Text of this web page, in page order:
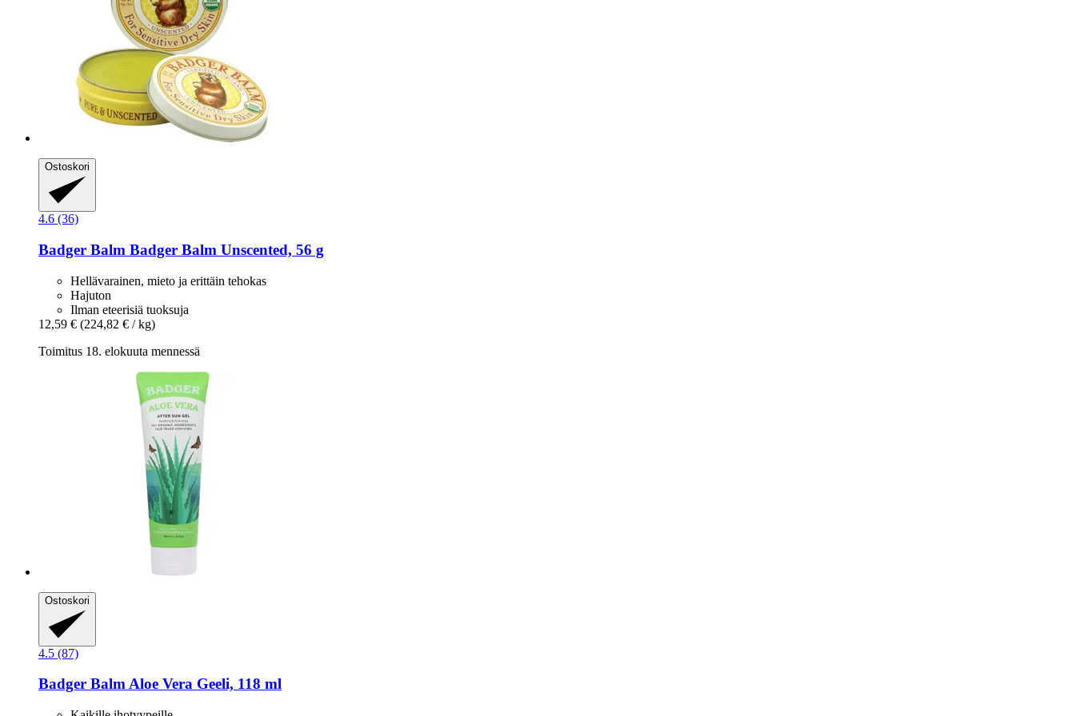
Ostoskori
4.6 (36)
Badger Balm Badger Balm Unscented, 56 g
Hellävarainen, mieto ja erittäin tehokas
Hajuton
Ilman eteerisiä tuoksuja
12,59 € (224,82 € / kg)
Toimitus 18. elokuuta mennessä
Ostoskori
4.5 (87)
Badger BalmAloe Vera Geeli, 118 ml